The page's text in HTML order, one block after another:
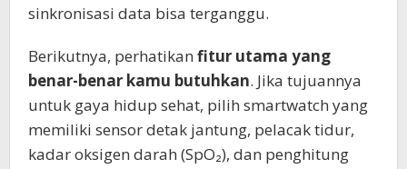
sinkronisasi data bisa terganggu.
Berikutnya, perhatikan fitur utama yang
benar-benar kamu butuhkan. Jika tujuannya
untuk gaya hidup sehat, pilih smartwatch yang
memiliki sensor detak jantung, pelacak tidur,
kadar oksigen darah (SpO₂), dan penghitung